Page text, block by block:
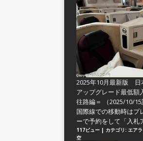
2025年10月最新版 日
アップグレード最低額
往路編＝
（2025/10/
国際線での移動時はプ
ーで予約をして「入札
117ビュー | カテゴリ: エア
空